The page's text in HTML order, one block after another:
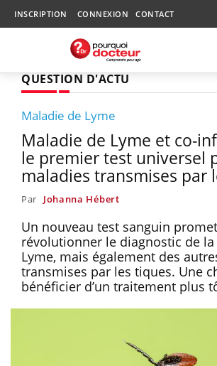
INSCRIPTION CONNEXION CONTACT
QUESTION D'ACTU
Maladie de Lyme
Maladie de Lyme et co-
le premier test universel
maladies transmises par
Par Johanna Hébert
Un nouveau test sanguin
révolutionner le diagnostic de
Lyme, mais également des
transmises par les tiques. Une
bénéficier d’un traitement plus